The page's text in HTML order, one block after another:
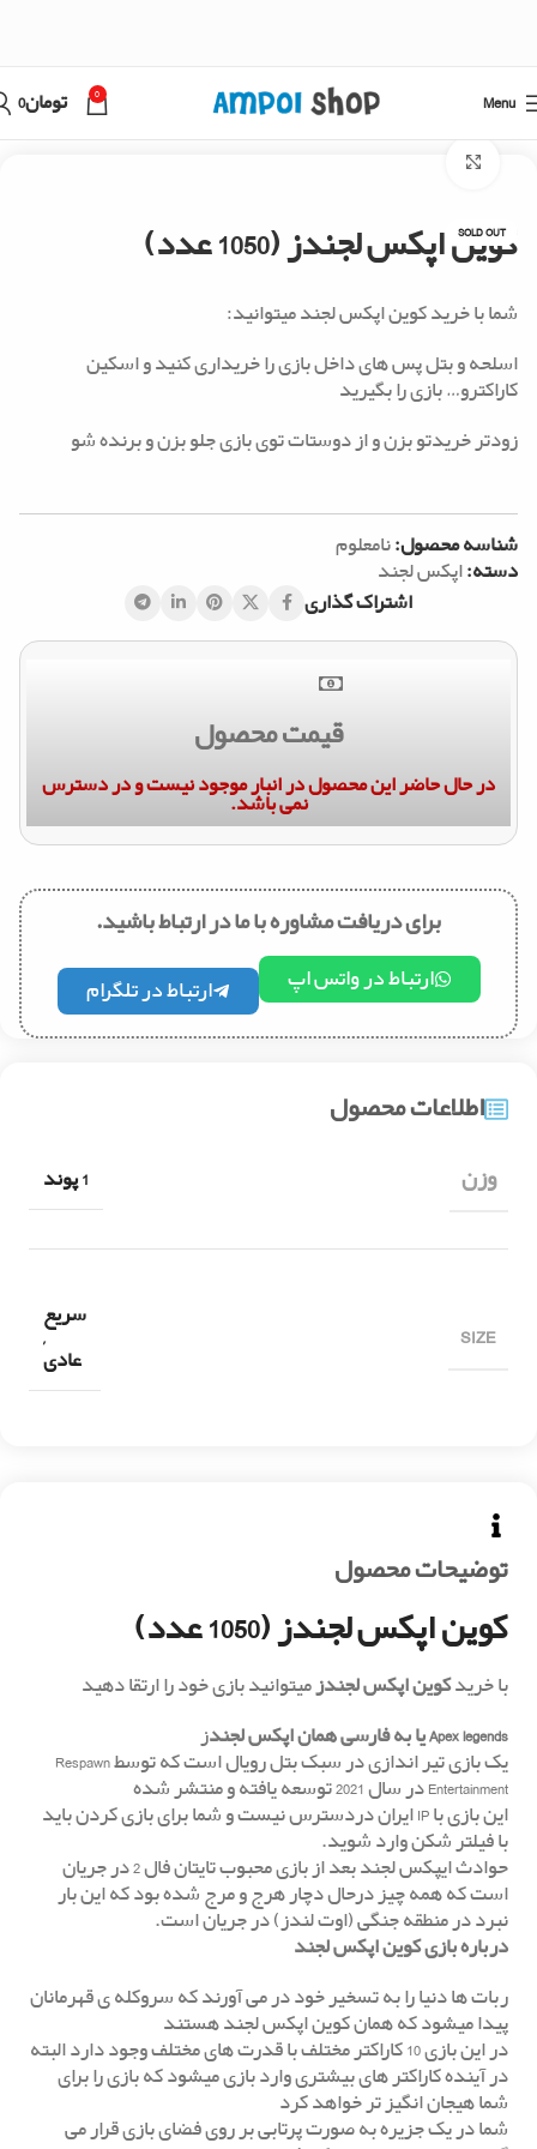
Menu
0 تومان0
SOLD OUT
کوین اپکس لجندز (1050 عدد)
شما با خرید کوین اپکس لجند میتوانید:
اسلحه و بتل پس های داخل بازی را خریداری کنید و اسکین
کاراکترو… بازی را بگیرید
زودتر خریدتو بزن و از دوستات توی بازی جلو بزن و برنده شو
شناسه محصول:نامعلوم
دسته:اپکس لجند
اشتراک گذاری
قیمت محصول
در حال حاضر این محصول در انبار موجود نیست و در دسترس
نمی باشد.
برای دریافت مشاوره با ما در ارتباط باشید.
ارتباط در واتس اپ ارتباط در تلگرام
توضیحات محصول
کوین اپکس لجندز (1050 عدد)
با خریدکوین اپکس لجندزمیتوانید بازی خود را ارتقا دهید
Apex legends یا به فارسی همان اپکس لجند
ز
یک بازی تیر اندازی در سبک بتل رویال است که توسط Respawn
Entertainment در سال 2021 توسعه یافته و منتشر شده
این بازی با IP ایران دردسترس نیست و شما برای بازی کردن باید
با فیلتر شکن وارد شوید.
حوادث ایپکس لجند بعد از بازی محبوب تایتان فال 2 در جریان
است که همه چیز درحال دچار هرج و مرج شده بود که این بار
نبرد در منطقه جنگی (اوت لندز) در جریان است.
درباره بازی کوین اپکس لجند
ربات ها دنیا را به تسخیر خود در می آورند که سروکله ی قهرمانان
پیدا میشود که همان کوین اپکس لجند هستند
در این بازی 10 کاراکتر مختلف با قدرت های مختلف وجود دارد البته
در آینده کاراکتر های بیشتری وارد بازی میشود که بازی را برای
شما هیجان انگیز تر خواهد کرد
شما در یک جزیره به صورت پرتابی بر روی فضای بازی قرار می
اطلاعات محصول
وزن 1 پوند
SIZE
سریع
,
عادی